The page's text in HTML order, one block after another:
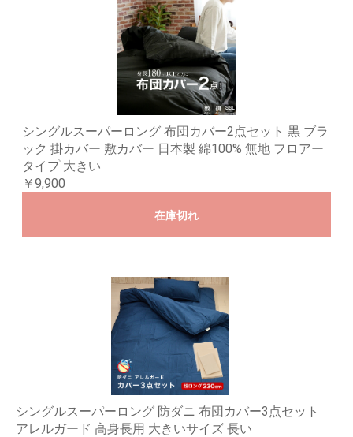
シングルスーパーロング 布団カバー2点セット 黒 ブラ
ック 掛カバー 敷カバー 日本製 綿100% 無地 フロアー
タイプ 大きい
￥9,900
在庫切れ
シングルスーパーロング 防ダニ 布団カバー3点セット
アレルガード 高身長用 大きいサイズ 長い